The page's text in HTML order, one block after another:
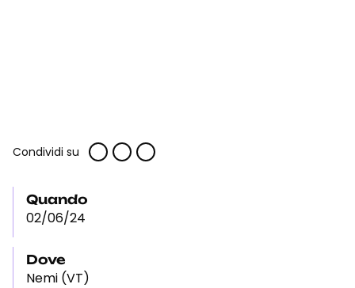
Condividi su
Quando
02/06/24
Dove
Nemi (VT)